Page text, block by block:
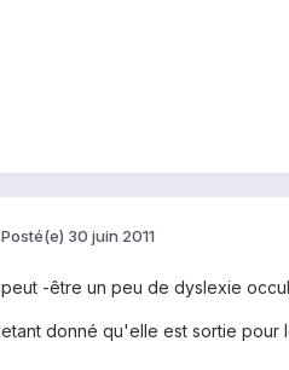
Posté(e) 30 juin 2011
peut -être un peu de dyslexie
etant donné qu'elle est sortie pour